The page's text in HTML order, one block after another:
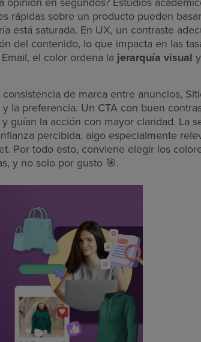
rápidas sobre un producto pueden
está saturada. En UX, un contraste
del contenido, lo que impacta en las
el color ordena la jerarquía visual
de marca entre anuncios,
la preferencia. Un CTA con buen
guían la acción con mayor claridad. La
percibida, algo especialmente
Por todo esto, conviene elegir los
y no solo por gusto 🎯.